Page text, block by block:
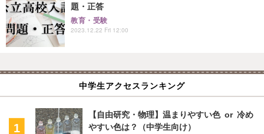
題・正答
教育・受験
2023.12.22 Fri 12:00
中学生アクセスランキング
【自由研究・物理】温まりやすい色 or 冷め
やすい色は？（中学生向け）